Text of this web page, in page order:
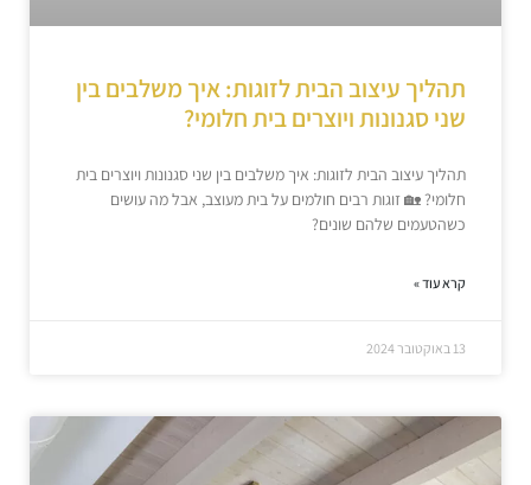
תהליך עיצוב הבית לזוגות: איך משלבים בין
שני סגנונות ויוצרים בית חלומי?
תהליך עיצוב הבית לזוגות: איך משלבים בין שני סגנונות ויוצרים בית
חלומי? 🏡 זוגות רבים חולמים על בית מעוצב, אבל מה עושים
כשהטעמים שלהם שונים?
קרא עוד »
13 באוקטובר 2024